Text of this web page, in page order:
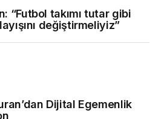
“Futbol takımı tutar gibi
değiştirmeliyiz”
Dijital Egemenlik